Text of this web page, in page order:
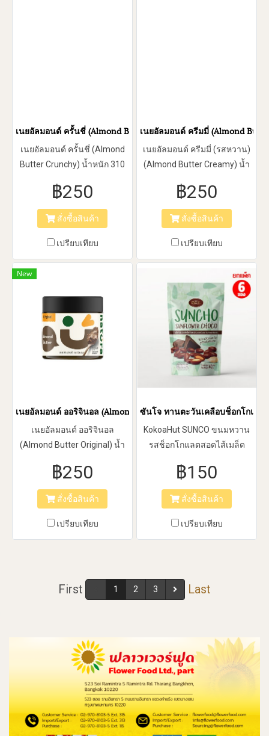
เนยอัลมอนด์ ครั้นชี่ (Almond Butter Crunchy)
เนยอัลมอนด์ ครั้นชี่ (Almond
Butter Crunchy) น้ำหนัก 310
฿250
สั่งซื้อสินค้า
เปรียบเทียบ
เนยอัลมอนด์ ครีมมี่ (Almond
เนยอัลมอนด์ ครีมมี่ (รสหวาน)
(Almond Butter Creamy) น้ำ
฿250
สั่งซื้อสินค้า
เปรียบเทียบ
New
เนยอัลมอนด์ ออริจินอล (Almond Butter Original)
เนยอัลมอนด์ ออริจินอล
(Almond Butter Original) น้ำ
฿250
สั่งซื้อสินค้า
เปรียบเทียบ
ซันโจ ทานตะวันเคลือบช็อกโกแลต
KokoaHut SUNCO ขนมหวาน
รสช็อกโกแลตสอดไส้เมล็ด
เมล็ดทานตะวัน
฿150
สั่งซื้อสินค้า
เปรียบเทียบ
First 1 2 3 Last